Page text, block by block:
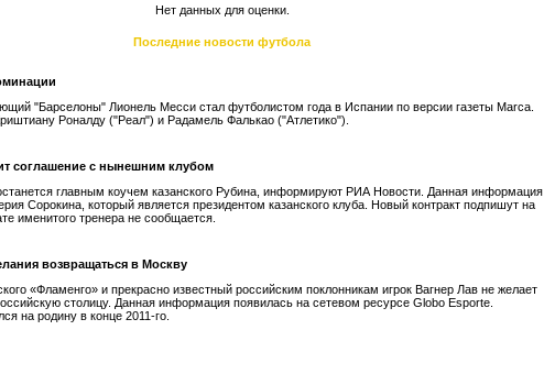
Нет данных для оценки.
Последние новости футбола
"Барселоны" Лионель Месси стал футболистом года в Испании по версии газеты Marca.
Роналду ("Реал") и Радамель Фалькао ("Атлетико").
соглашение с нынешним клубом
главным коучем казанского Рубина, информируют РИА Новости. Данная информация
Сорокина, который является президентом казанского клуба. Новый контракт подпишут на
именитого тренера не сообщается.
возвращаться в Москву
«Фламенго» и прекрасно известный российским поклонникам игрок Вагнер Лав не желает
столицу. Данная информация появилась на сетевом ресурсе Globo Esporte.
на родину в конце 2011-го.